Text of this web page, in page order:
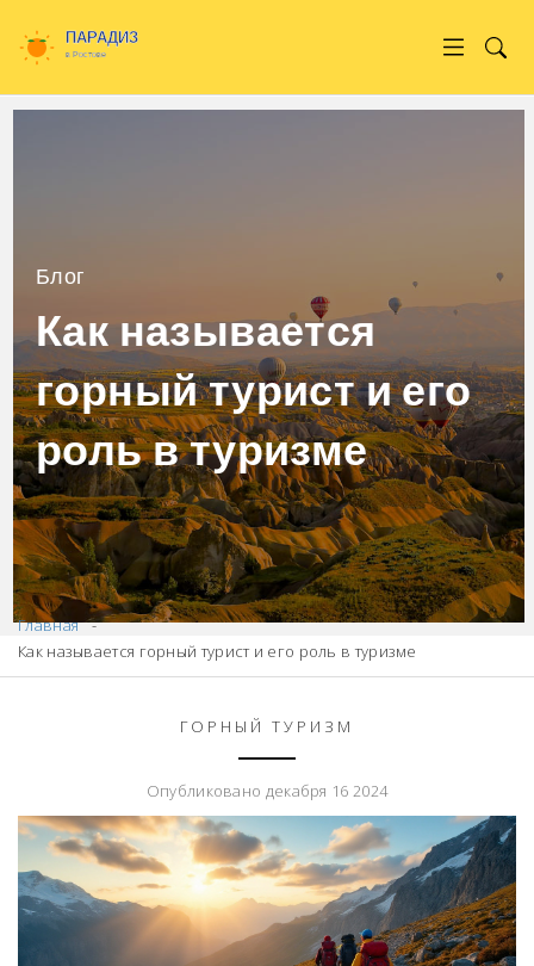
Блог
Как называется
горный турист и его
роль в туризме
Главная
Как называется горный турист и его роль в туризме
ГОРНЫЙ ТУРИЗМ
Опубликовано декабря 16 2024